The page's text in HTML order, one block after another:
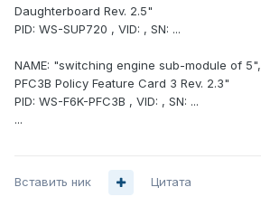
Daughterboard Rev. 2.5"
PID: WS-SUP720 , VID: , SN: ...
NAME: "switching engine sub-module of 5",
PFC3B Policy Feature Card 3 Rev. 2.3"
PID: WS-F6K-PFC3B , VID: , SN: ...
...
Вставить ник Цитата